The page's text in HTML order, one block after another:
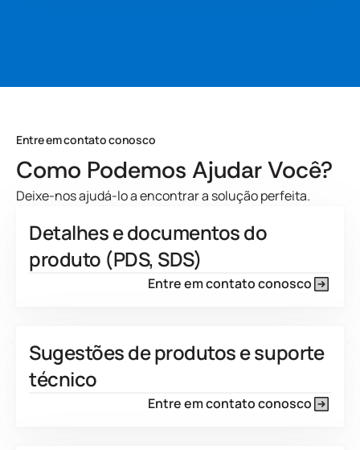
Developed for
Entre em contato conosco
Como Podemos Ajudar Você?
Deixe-nos ajudá-lo a encontrar a solução perfeita.
Detalhes e documentos do
produto (PDS, SDS)
Entre em contato conosco
Sugestões de produtos e suporte
técnico
Entre em contato conosco